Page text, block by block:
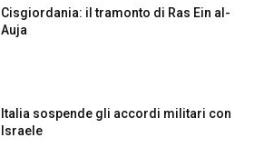
Cisgiordania: il tramonto di Ras Ein al-
Auja
Italia sospende gli accordi militari con
Israele